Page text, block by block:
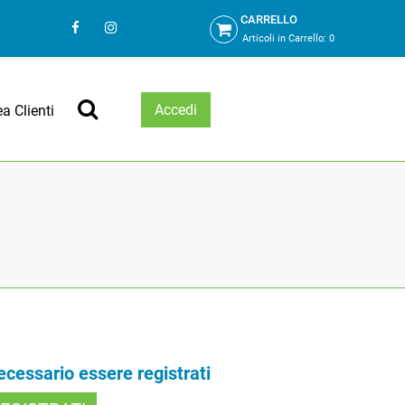
CARRELLO
Articoli in Carrello:0
Clienti Accedi
essere registrati